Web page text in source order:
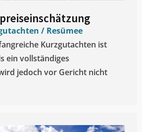
/ Resümee
Kurzgutachten ist
ein vollständiges
jedoch vor Gericht nicht